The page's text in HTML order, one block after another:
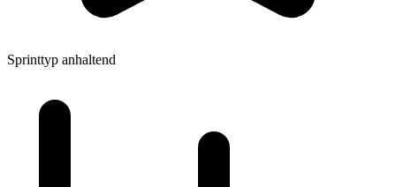
Sprinttyp anhaltend